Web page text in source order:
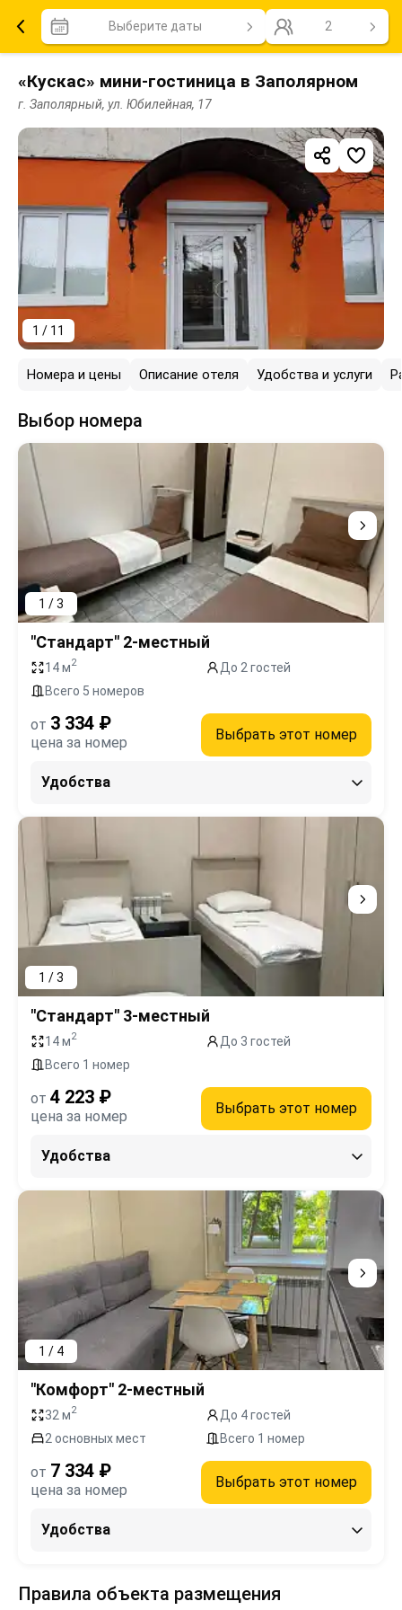
Выберите даты 2
«Кускас» мини-гостиница в Заполярном
г. Заполярный, ул. Юбилейная, 17
1 / 11
Номера и цены Описание отеля Удобства и услуги
Выбор номера
1 / 3
"Стандарт" 2-местный
14 м2
До 2 гостей
Всего 5 номеров
от 3 334 ₽
цена за номер Выбрать этот номер
Удобства
1 / 3
"Стандарт" 3-местный
14 м2
До 3 гостей
Всего 1 номер
от 4 223 ₽
цена за номер Выбрать этот номер
Удобства
1 / 4
"Комфорт" 2-местный
32 м2
До 4 гостей
2 основных мест
Всего 1 номер
от 7 334 ₽
цена за номер Выбрать этот номер
Удобства
Правила объекта размещения